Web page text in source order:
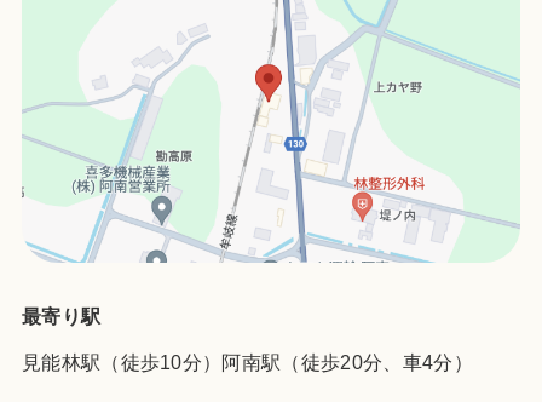
最寄り駅
見能林駅（徒歩10分）阿南駅（徒歩20分、車4分）